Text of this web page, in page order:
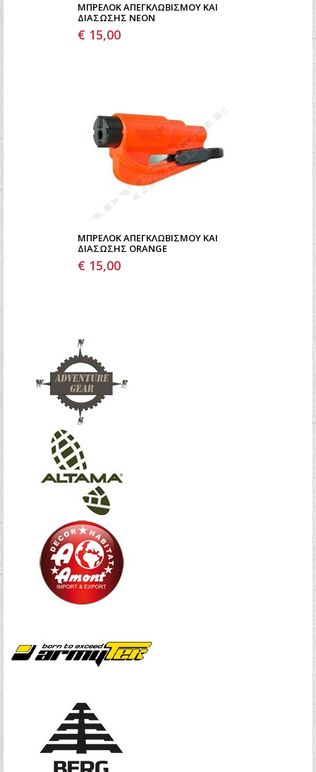
ΜΠΡΕΛΟΚ ΑΠΕΓΚΛΩΒΙΣΜΟΥ ΚΑΙ
ΔΙΑΣΩΣΗΣ NEON
€ 15,00
ΜΠΡΕΛΟΚ ΑΠΕΓΚΛΩΒΙΣΜΟΥ ΚΑΙ
ΔΙΑΣΩΣΗΣ ORANGE
€ 15,00